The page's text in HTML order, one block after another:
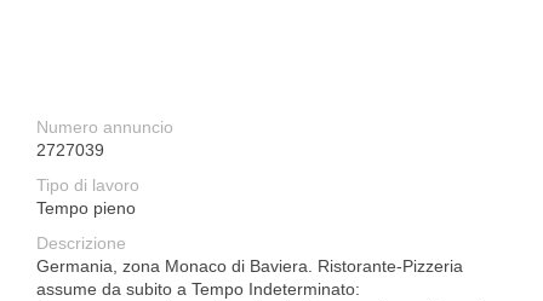
Numero annuncio
2727039
Tipo di lavoro
Tempo pieno
Descrizione
Germania, zona Monaco di Baviera. Ristorante-Pizzeria
assume da subito a Tempo Indeterminato: